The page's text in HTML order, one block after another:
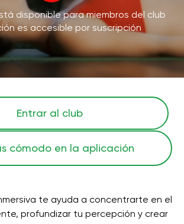
disponible para miembros del club
es accesible por suscripción
Entrar al club
cómodo en la aplicación
te ayuda a concentrarte en el
profundizar tu percepción y crear